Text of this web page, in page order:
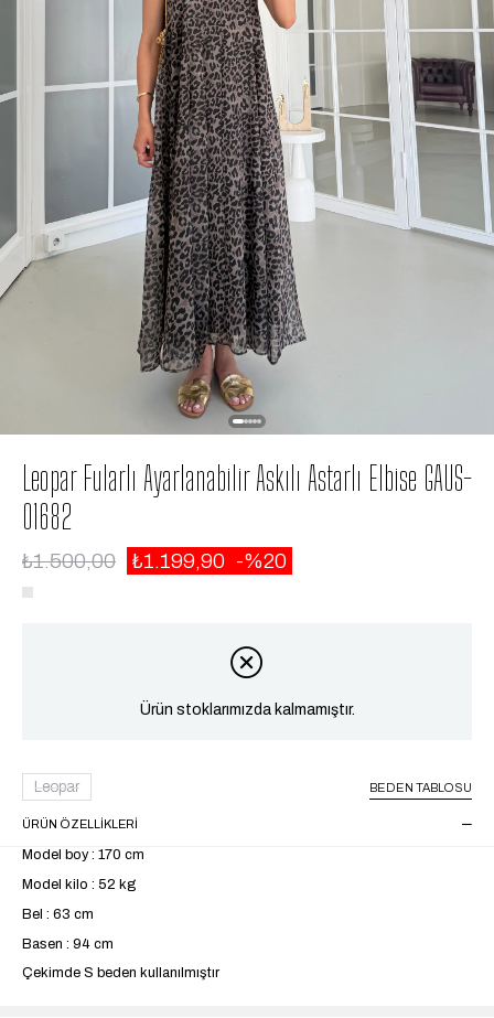
Leopar Fularlı Ayarlanabilir Askılı Astarlı Elbise GAUS-
01682
₺1.500,00 ₺1.199,90 20
Ürün stoklarımızda kalmamıştır.
Leopar BEDEN TABLOSU
ÜRÜN ÖZELLIKLERI
Model boy : 170 cm
Model kilo : 52 kg
Bel : 63 cm
Basen : 94 cm
Çekimde S beden kullanılmıştır